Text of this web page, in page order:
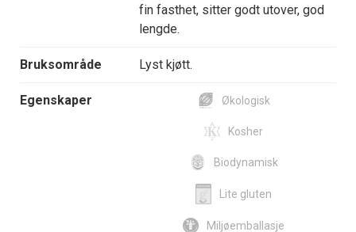
fin fasthet, sitter godt utover, god
lengde.
Bruksområde Lyst kjøtt.
Egenskaper Økologisk
Kosher
Biodynamisk
Lite gluten
Miljøemballasje